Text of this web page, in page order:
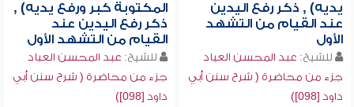
يديه) , ذكر رفع اليدين
عند القيام من التشهد
الأول
للشيخ: عبد المحسن العباد
جزء من محاضرة ( شرح سنن أبي
داود [098])
المكتوبة كبر ورفع يديه) ,
ذكر رفع اليدين عند
القيام من التشهد الأول
للشيخ: عبد المحسن العباد
جزء من محاضرة ( شرح سنن أبي
داود [098])